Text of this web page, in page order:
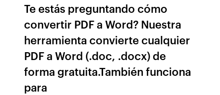
Te estás preguntando cómo
convertir PDF a Word? Nuestra
herramienta convierte cualquier
PDF a Word (.doc, .docx) de
forma gratuita.También funciona
para